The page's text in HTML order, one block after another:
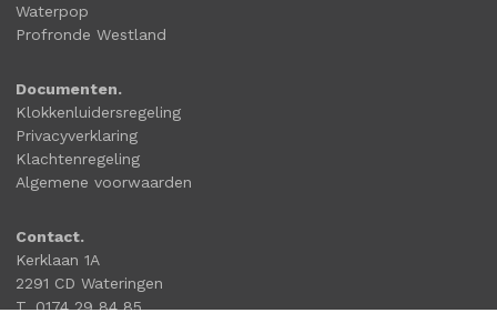
Waterpop
Profronde Westland
Documenten.
Klokkenluidersregeling
Privacyverklaring
Klachtenregeling
Algemene voorwaarden
Contact.
Kerklaan 1A
2291 CD Wateringen
T. 0174 29 84 85